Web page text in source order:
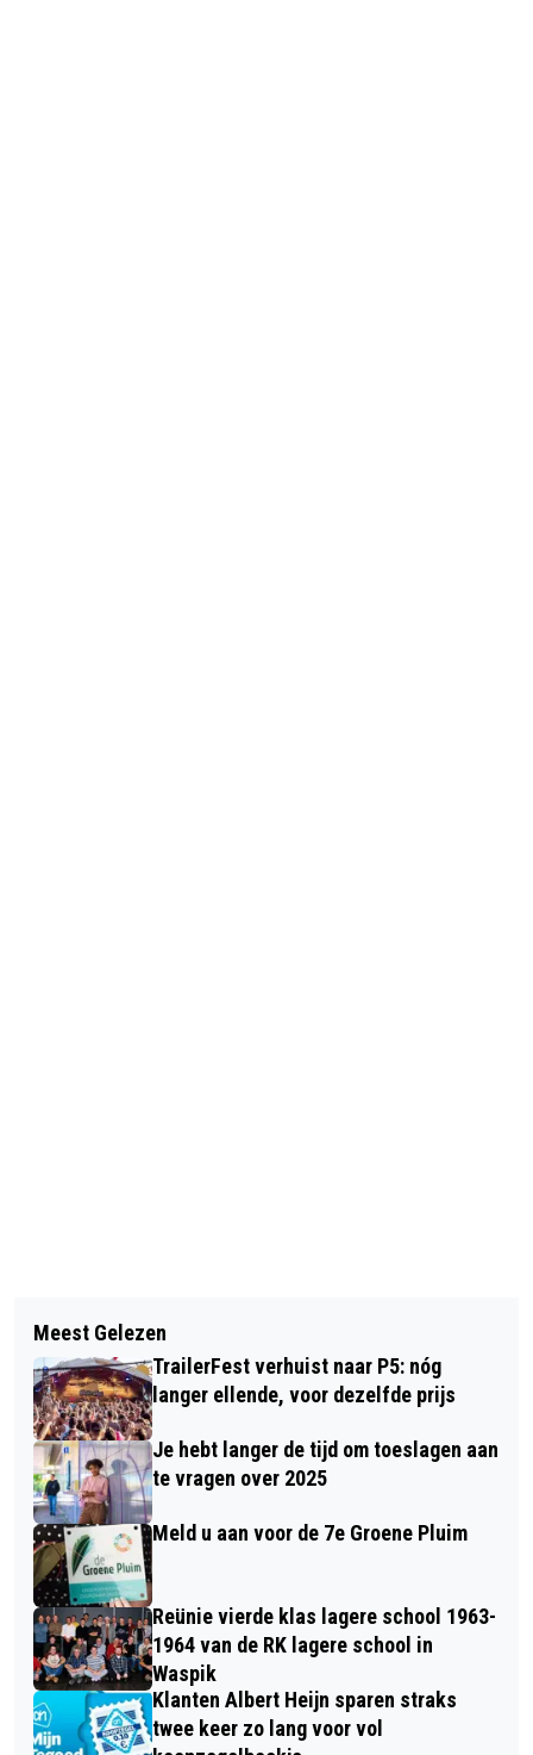
GEMEENTEN WERKEN MET
WATERSCHAP AAN GEZONDE
WATERKWALITEIT
POLITIE WAARSCHUWT MET
NEPWEBSITE VOOR TICKETFRAUDE
Meest Gelezen
TrailerFest verhuist naar P5: nóg
langer ellende, voor dezelfde prijs
Je hebt langer de tijd om toeslagen aan
te vragen over 2025
Meld u aan voor de 7e Groene Pluim
Reünie vierde klas lagere school 1963-
1964 van de RK lagere school in
Waspik
Klanten Albert Heijn sparen straks
twee keer zo lang voor vol